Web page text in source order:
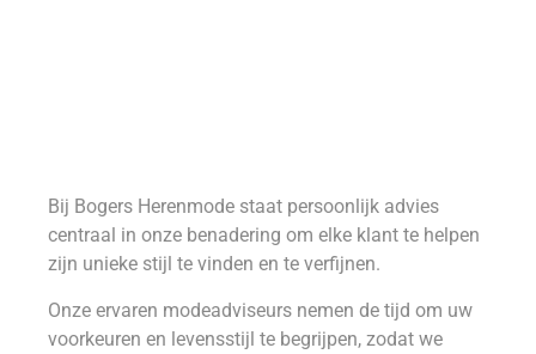
Bij Bogers Herenmode staat persoonlijk advies
centraal in onze benadering om elke klant te helpen
zijn unieke stijl te vinden en te verfijnen.
Onze ervaren modeadviseurs nemen de tijd om uw
voorkeuren en levensstijl te begrijpen, zodat we